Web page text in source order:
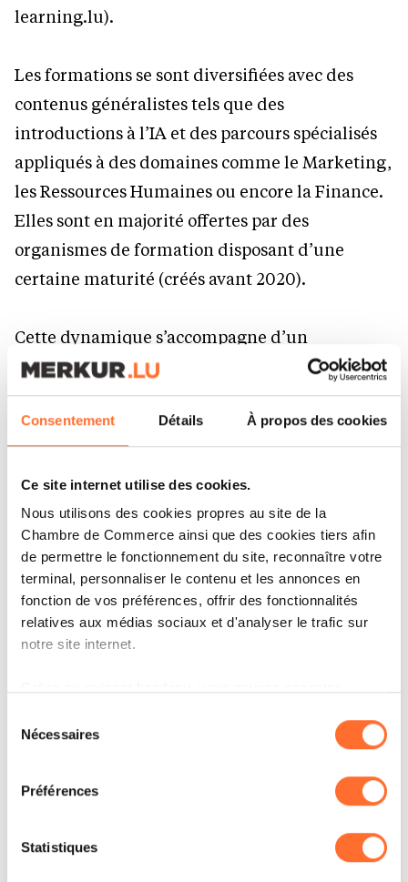
Consentement Détails À propos des cookies
Ce site internet utilise des cookies.
Nous utilisons des cookies propres au site de la
Chambre de Commerce ainsi que des cookies tiers afin
de permettre le fonctionnement du site, reconnaître votre
terminal, personnaliser le contenu et les annonces en
fonction de vos préférences, offrir des fonctionnalités
relatives aux médias sociaux et d'analyser le trafic sur
notre site internet.
à l’exception des cookies strictement nécessaires au
fonctionnement du site. Une description des différents
cookies est accessible sous l’onglet « Détails » ci-
dessus.
Il est précisé que la navigation sur le site et certaines
fonctionnalités (ex : lecture de vidéos, partage sur les
Nécessaires
Préférences
Statistiques
learning.lu).
Les formations se sont diversifiées avec des
contenus généralistes tels que des
introductions à l’IA et des parcours spécialisés
appliqués à des domaines comme le Marketing,
les Ressources Humaines ou encore la Finance.
Elles sont en majorité offertes par des
organismes de formation disposant d’une
certaine maturité (créés avant 2020).
Cette dynamique s’accompagne d’un
allongement de la durée des formations, pour
s’adapter à un contenu de plus en plus riche.
En 2024, si la formation dans le domaine de l’IA
dispensée 100 % en présentiel reste largement
privilégiée (84 %), la formation dispensée 100 %
en distanciel semble connaître un regain
d’intérêt (9 %).
Une demande de
des prochaines années.
En 2024, 43 % des salariés luxembourgeois
utilisent régulièrement ou ont connaissance de
l’utilisation de l’IA dans leur environnement de